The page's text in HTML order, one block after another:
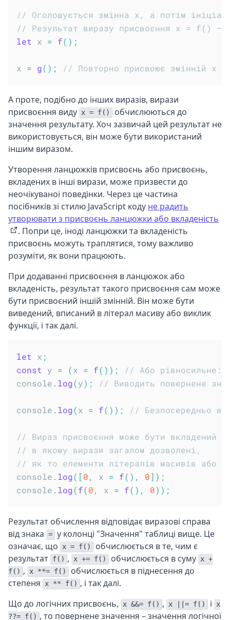
// Оголошується змінна x, а потім
// Результат виразу присвоєння x = f() –
let x = f( ) ;
x = g( ) ; // Повторно присвоює змінній x
А проте, подібно до інших виразів, вирази
присвоєння виду x = f()
обчислюються до
значення результату. Хоч зазвичай цей результат не
використовується, він може бути використаний
іншим виразом.
Утворення ланцюжків присвоєнь або присвоєнь,
вкладених в інші вирази, може призвести до
неочікуваної поведінки. Через це частина
посібників зі стилю JavaScript коду не радить
утворювати з присвоєнь ланцюжки або вкладеність
. Попри це, іноді ланцюжки та вкладеність
присвоєнь можуть траплятися, тому важливо
розуміти, як вони працюють.
При додаванні присвоєння в ланцюжок або
вкладеність, результат такого присвоєння сам може
бути присвоєний іншій змінній. Він може бути
виведений, вписаний в літерал масиву або виклик
функції, і так далі.
let x ;
const y = (x = f( ) ) ;
// Або
console . log(y) ; // Виводить повернене
console . log(x = f( ) ) ; // Безпосередньо
// Вираз присвоєння може бути вкладений
// в якому вирази загалом дозволені,
// як то елементи літералів масивів або
console . log( [0, x = f( ) , 0] ) ;
console . log(f(0, x = f( ) , 0) ) ;
Результат обчислення відповідає виразові справа
від знака = у колонці "Значення" таблиці вище. Це
означає, що
x = f()
обчислюється в те, чим є
результат f() , x += f() обчислюється в суму x +
f() , x **= f()
обчислюється в піднесення до
степеня
x ** f() , і так далі.
Що до логічних присвоєнь,
x &&= f() , x ||= f() і
x
??= f() , то повернене значення – значення логічної